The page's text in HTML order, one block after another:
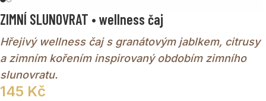
ZIMNÍ SLUNOVRAT • wellness čaj
Hřejivý wellness čaj s granátovým jablkem, citrusy
a zimním kořením inspirovaný obdobím zimního
slunovratu.
145 Kč